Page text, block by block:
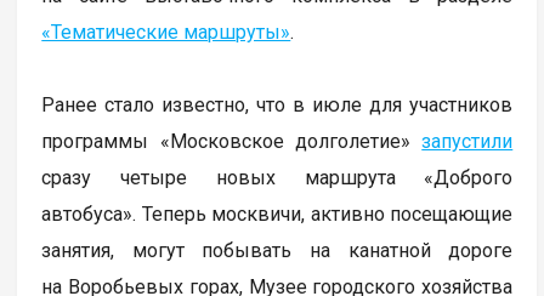
«Тематические маршруты».
Ранее стало известно, что в июле для участников
программы «Московское долголетие»запустили
сразу четыре новых маршрута «Доброго
автобуса». Теперь москвичи, активно посещающие
занятия, могут побывать на канатной дороге
на Воробьевых горах, Музее городского хозяйства